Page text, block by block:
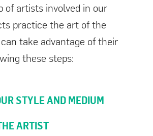
of artists involved in our
practice the art of the
take advantage of their
these steps:
STYLE AND MEDIUM
ARTIST